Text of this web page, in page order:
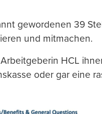
gewordenen 39
und mitmachen.
HCL
oder gar eine